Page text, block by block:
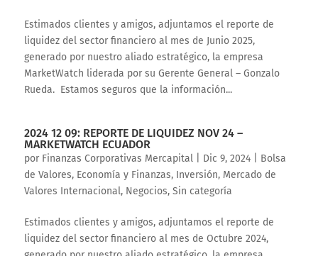
Estimados clientes y amigos, adjuntamos el reporte de
liquidez del sector financiero al mes de Junio 2025,
generado por nuestro aliado estratégico, la empresa
MarketWatch liderada por su Gerente General – Gonzalo
Rueda. Estamos seguros que la información...
2024 12 09: REPORTE DE LIQUIDEZ NOV 24 –
MARKETWATCH ECUADOR
por Finanzas Corporativas Mercapital| Dic 9, 2024| Bolsa
de Valores, Economía y Finanzas, Inversión, Mercado de
Valores Internacional, Negocios, Sin categoría
Estimados clientes y amigos, adjuntamos el reporte de
liquidez del sector financiero al mes de Octubre 2024,